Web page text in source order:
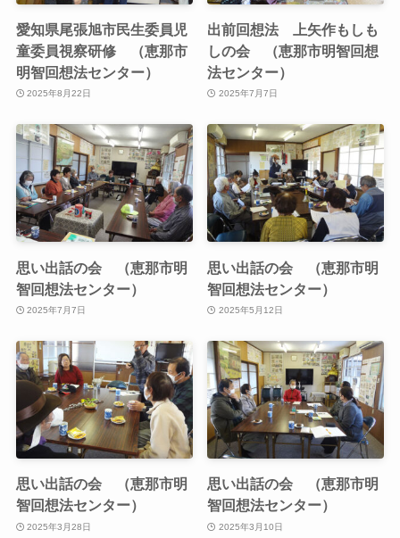
愛知県尾張旭市民生委員児
童委員視察研修 （恵那市
明智回想法センター）
2025年8月22日
出前回想法 上矢作もしも
しの会 （恵那市明智回想
法センター）
2025年7月7日
思い出話の会 （恵那市明
智回想法センター）
2025年7月7日
思い出話の会 （恵那市明
智回想法センター）
2025年5月12日
思い出話の会 （恵那市明
智回想法センター）
2025年3月28日
思い出話の会 （恵那市明
智回想法センター）
2025年3月10日